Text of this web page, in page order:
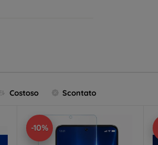
Costoso Scontato
-10%